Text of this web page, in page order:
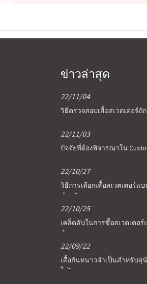
ข่าวล่าสุด
22/11/04
วิธีตรวจสอบเสื้อสเวตเตอร์ถั
22/11/03
ปัจจัยที่ต้องพิจารณาใน
22/10/27
วิธีการเลือกเสื้อสเวตเตอร์แ
สำหรับข...
22/10/25
เคล็ดลับในการซื้อสเวตเตอร์
จำนวนมาก
22/09/22
เสื้อกันหนาวจำเป็นสำหรับ
ไม่?